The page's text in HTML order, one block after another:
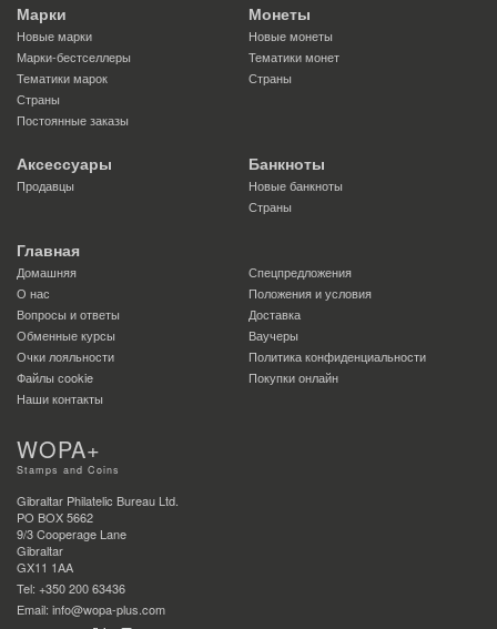
Марки
Новые марки
Марки-бестселлеры
Тематики марок
Страны
Постоянные заказы
Монеты
Новые монеты
Тематики монет
Страны
Аксессуары
Продавцы
Банкноты
Новые банкноты
Страны
Главная
Домашняя
Спецпредложения
О нас
Положения и условия
Вопросы и ответы
Доставка
Обменные курсы
Ваучеры
Очки лояльности
Политика конфиденциальности
Файлы сookie
Покупки онлайн
Наши контакты
WOPA+
Stamps and Coins
Gibraltar Philatelic Bureau Ltd.
PO BOX 5662
9/3 Cooperage Lane
Gibraltar
GX11 1AA
Tel: +350 200 63436
Email: info@wopa-plus.com